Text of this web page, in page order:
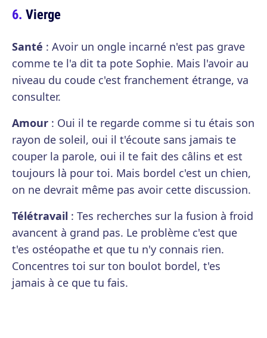
Vierge
Santé : Avoir un ongle incarné n'est pas grave
comme te l'a dit ta pote Sophie. Mais l'avoir au
niveau du coude c'est franchement étrange, va
consulter.
Amour : Oui il te regarde comme si tu étais son
rayon de soleil, oui il t'écoute sans jamais te
couper la parole, oui il te fait des câlins et est
toujours là pour toi. Mais bordel c'est un chien,
on ne devrait même pas avoir cette discussion.
Télétravail : Tes recherches sur la fusion à froid
avancent à grand pas. Le problème c'est que
t'es ostéopathe et que tu n'y connais rien.
Concentres toi sur ton boulot bordel, t'es
jamais à ce que tu fais.